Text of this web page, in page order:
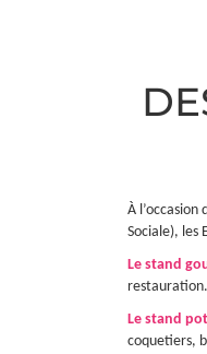
À
Sociale), les
Le stand
restauration.
Le stand
coquetiers,